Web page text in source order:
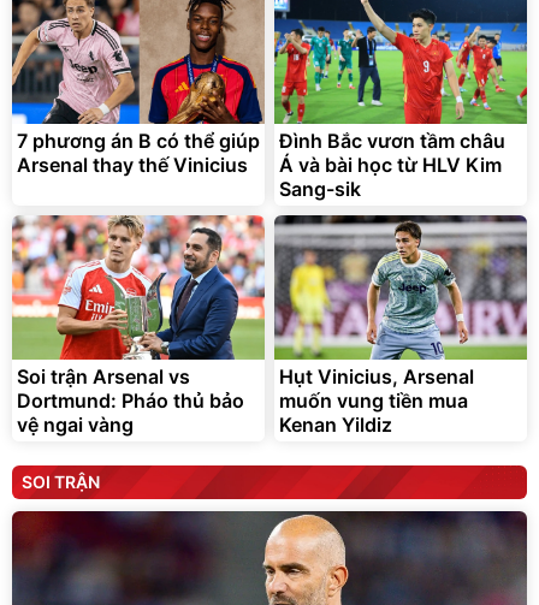
7 phương án B có thể giúp
Arsenal thay thế Vinicius
Đình Bắc vươn tầm châu
Á và bài học từ HLV Kim
Sang-sik
Soi trận Arsenal vs
Dortmund: Pháo thủ bảo
vệ ngai vàng
Hụt Vinicius, Arsenal
muốn vung tiền mua
Kenan Yildiz
SOI TRẬN